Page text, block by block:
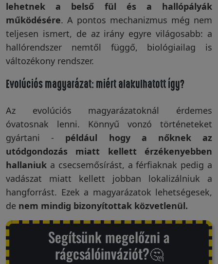
lehetnek a belső fül és a hallópályák
működésére. A pontos mechanizmus még nem
teljesen ismert, de az irány egyre világosabb: a
hallórendszer nemtől függő, biológiailag is
változékony rendszer.
Evolúciós magyarázat: miért alakulhatott így?
Az evolúciós magyarázatoknál érdemes
óvatosnak lenni. Könnyű vonzó történeteket
gyártani - például hogy a nőknek az
utódgondozás miatt kellett érzékenyebben
hallaniuk a csecsemősírást, a férfiaknak pedig a
vadászat miatt kellett jobban lokalizálniuk a
hangforrást. Ezek a magyarázatok lehetségesek,
de nem mindig bizonyítottak közvetlenül.
Segítsünk megelőzni a
rágcsálóinváziót?🤔